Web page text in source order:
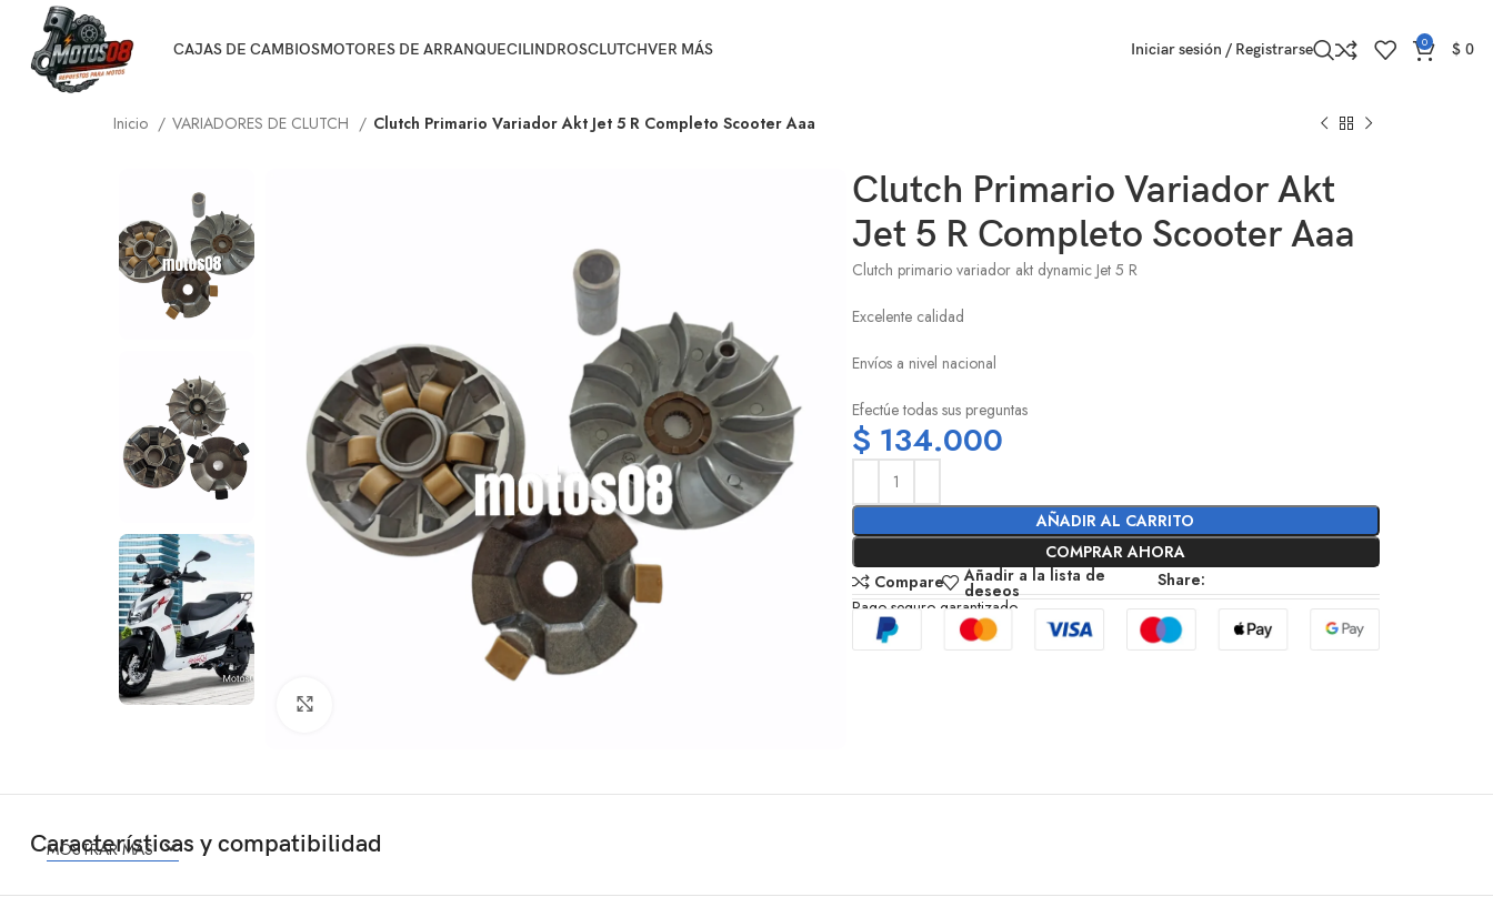
CAJAS DE CAMBIOSMOTORES DE ARRANQUECILINDROSCLUTCHVER MÁS Iniciar sesión / Registrarse 0 $ 0
Inicio VARIADORES DE CLUTCH Clutch Primario Variador Akt Jet 5 R Completo Scooter Aaa
Clutch Primario Variador Akt
Jet 5 R Completo Scooter Aaa
Clutch primario variador akt dynamic Jet 5 R
Excelente calidad
Envíos a nivel nacional
Efectúe todas sus preguntas
$ 134.000
AÑADIR AL CARRITO
COMPRAR AHORA
Compare
Añadir a la lista de
deseos
Share:
Pago seguro garantizado
Características y compatibilidad
MOSTRAR MÁS